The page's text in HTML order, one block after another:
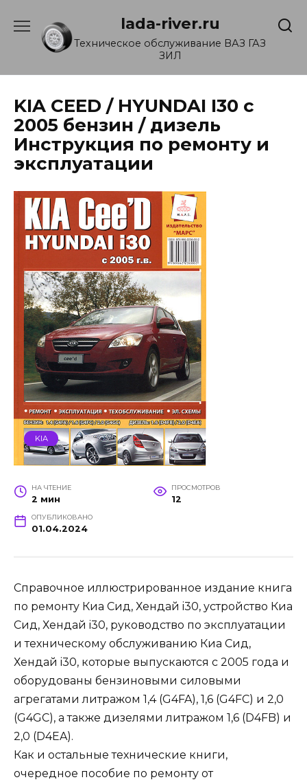
содержанию
lada-river.ru
Техническое обслуживание ВАЗ ГАЗ
ЗИЛ
KIA CEED / HYUNDAI I30 с
2005 бензин / дизель
Инструкция по ремонту и
эксплуатации
KIA
НА ЧТЕНИЕ
2 мин
ПРОСМОТРОВ
12
ОПУБЛИКОВАНО
01.04.2024
Справочное иллюстрированное издание книга
по ремонту Киа Сид, Хендай i30, устройство Киа
Сид, Хендай i30, руководство по эксплуатации
и техническому обслуживанию Киа Сид,
Хендай i30, которые выпускаются с 2005 года и
оборудованы бензиновыми силовыми
агрегатами литражом 1,4 (G4FA), 1,6 (G4FC) и 2,0
(G4GC), а также дизелями литражом 1,6 (D4FB) и
2,0 (D4EA).
Как и остальные технические книги,
очередное пособие по ремонту от